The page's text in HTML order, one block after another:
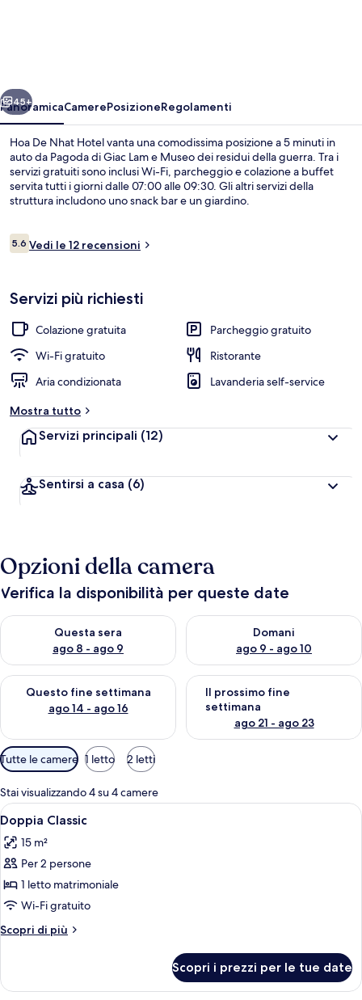
Avanti
45+
PanoramicaCamerePosizioneRegolamenti
Hoa De Nhat Hotel vanta una comodissima posizione a 5 minuti in
auto da Pagoda di Giac Lam e Museo dei residui della guerra. Tra i
servizi gratuiti sono inclusi Wi-Fi, parcheggio e colazione a buffet
servita tutti i giorni dalle 07:00 alle 09:30. Gli altri servizi della
struttura includono uno snack bar e un giardino.
Recensioni
5.65.6 su 10
Vedi le 12 recensioni
Servizi più richiesti
Colazione gratuita
Parcheggio gratuito
Wi-Fi gratuito
Ristorante
Aria condizionata
Lavanderia self-service
Mostra tutto
Servizi principali (12)
Sentirsi a casa (6)
Opzioni della camera
Verifica la disponibilità per queste date
Questa sera
ago 8 - ago 9
Verifica la disponibilità per questa sera, ago 8 - ago 9
Domani
ago 9 - ago 10
Verifica la disponibilità per
Questo fine settimana
ago 14 - ago 16
Verifica la disponibilità per questo fine settimana, ago 14 -
Il prossimo fine
settimana
ago 21 - ago 23
Verifica la disponibilità per il
Filtri
disponibili
per
le
camere
Tutte le camere 1 letto 2 letti
Stai visualizzando 4 su 4 camere
Apri
tutte
le
foto
per
Doppia
Classic
Una camera d'albergo con un letto
6
Doppia Classic
15 m²
Per 2 persone
1 letto matrimoniale
Wi-Fi gratuito
Scopri di più
Altri
Classic
Scopri i prezzi per le tue date